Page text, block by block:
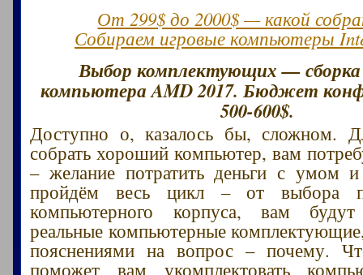
От 299$ до 2000$ — какой
Собираем игровые компьютеры
Выбор комплектующих — сборка
компьютера AMD 2017. Бюджет
500-600$.
Доступно о, казалось бы, сложном.
собрать хороший компьютер, вам
– желание потратить деньги с умом
пройдём весь цикл – от выбора
компьютерного корпуса, вам будут
реальные компьютерные
пояснениями на вопрос – почему.
поможет вам укомплектовать